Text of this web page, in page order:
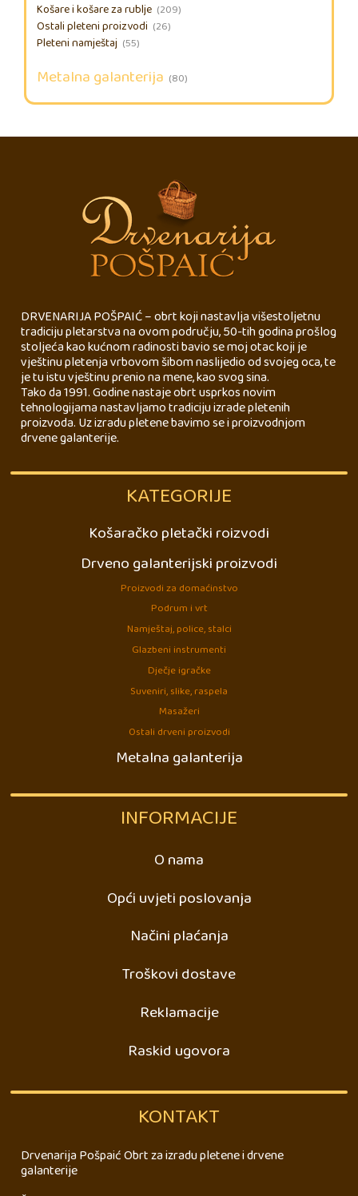
Košare i košare za rublje (209)
Ostali pleteni proizvodi (26)
Pleteni namještaj (55)
Metalna galanterija (80)
DRVENARIJA POŠPAIĆ – obrt koji nastavlja višestoljetnu
tradiciju pletarstva na ovom području, 50-tih godina prošlog
stoljeća kao kućnom radinosti bavio se moj otac koji je
vještinu pletenja vrbovom šibom naslijedio od svojeg oca, te
je tu istu vještinu prenio na mene, kao svog sina.
Tako da 1991. Godine nastaje obrt usprkos novim
tehnologijama nastavljamo tradiciju izrade pletenih
proizvoda. Uz izradu pletene bavimo se i proizvodnjom
drvene galanterije.
KATEGORIJE
Košaračko pletački roizvodi
Drveno galanterijski proizvodi
Proizvodi za domaćinstvo
Podrum i vrt
Namještaj, police, stalci
Glazbeni instrumenti
Dječje igračke
Suveniri, slike, raspela
Masažeri
Ostali drveni proizvodi
Metalna galanterija
INFORMACIJE
O nama
Opći uvjeti poslovanja
Načini plaćanja
Troškovi dostave
Reklamacije
Raskid ugovora
KONTAKT
Drvenarija Pošpaić Obrt za izradu pletene i drvene
galanterije